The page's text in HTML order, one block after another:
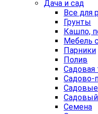
Дача и сад
Все для
Грунты
Кашпо,
Мебель
Парники
Полив
Садовая
Садово-
Семена